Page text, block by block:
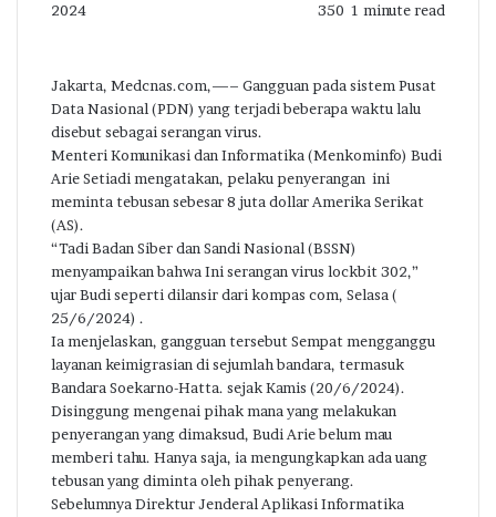
2024
350 1 minute read
Jakarta, Medcnas.com,—– Gangguan pada sistem Pusat
Data Nasional (PDN) yang terjadi beberapa waktu lalu
disebut sebagai serangan virus.
Menteri Komunikasi dan Informatika (Menkominfo) Budi
Arie Setiadi mengatakan, pelaku penyerangan ini
meminta tebusan sebesar 8 juta dollar Amerika Serikat
(AS).
“Tadi Badan Siber dan Sandi Nasional (BSSN)
menyampaikan bahwa Ini serangan virus lockbit 302,”
ujar Budi seperti dilansir dari kompas com, Selasa (
25/6/2024) .
Ia menjelaskan, gangguan tersebut Sempat mengganggu
layanan keimigrasian di sejumlah bandara, termasuk
Bandara Soekarno-Hatta. sejak Kamis (20/6/2024).
Disinggung mengenai pihak mana yang melakukan
penyerangan yang dimaksud, Budi Arie belum mau
memberi tahu. Hanya saja, ia mengungkapkan ada uang
tebusan yang diminta oleh pihak penyerang.
Sebelumnya Direktur Jenderal Aplikasi Informatika